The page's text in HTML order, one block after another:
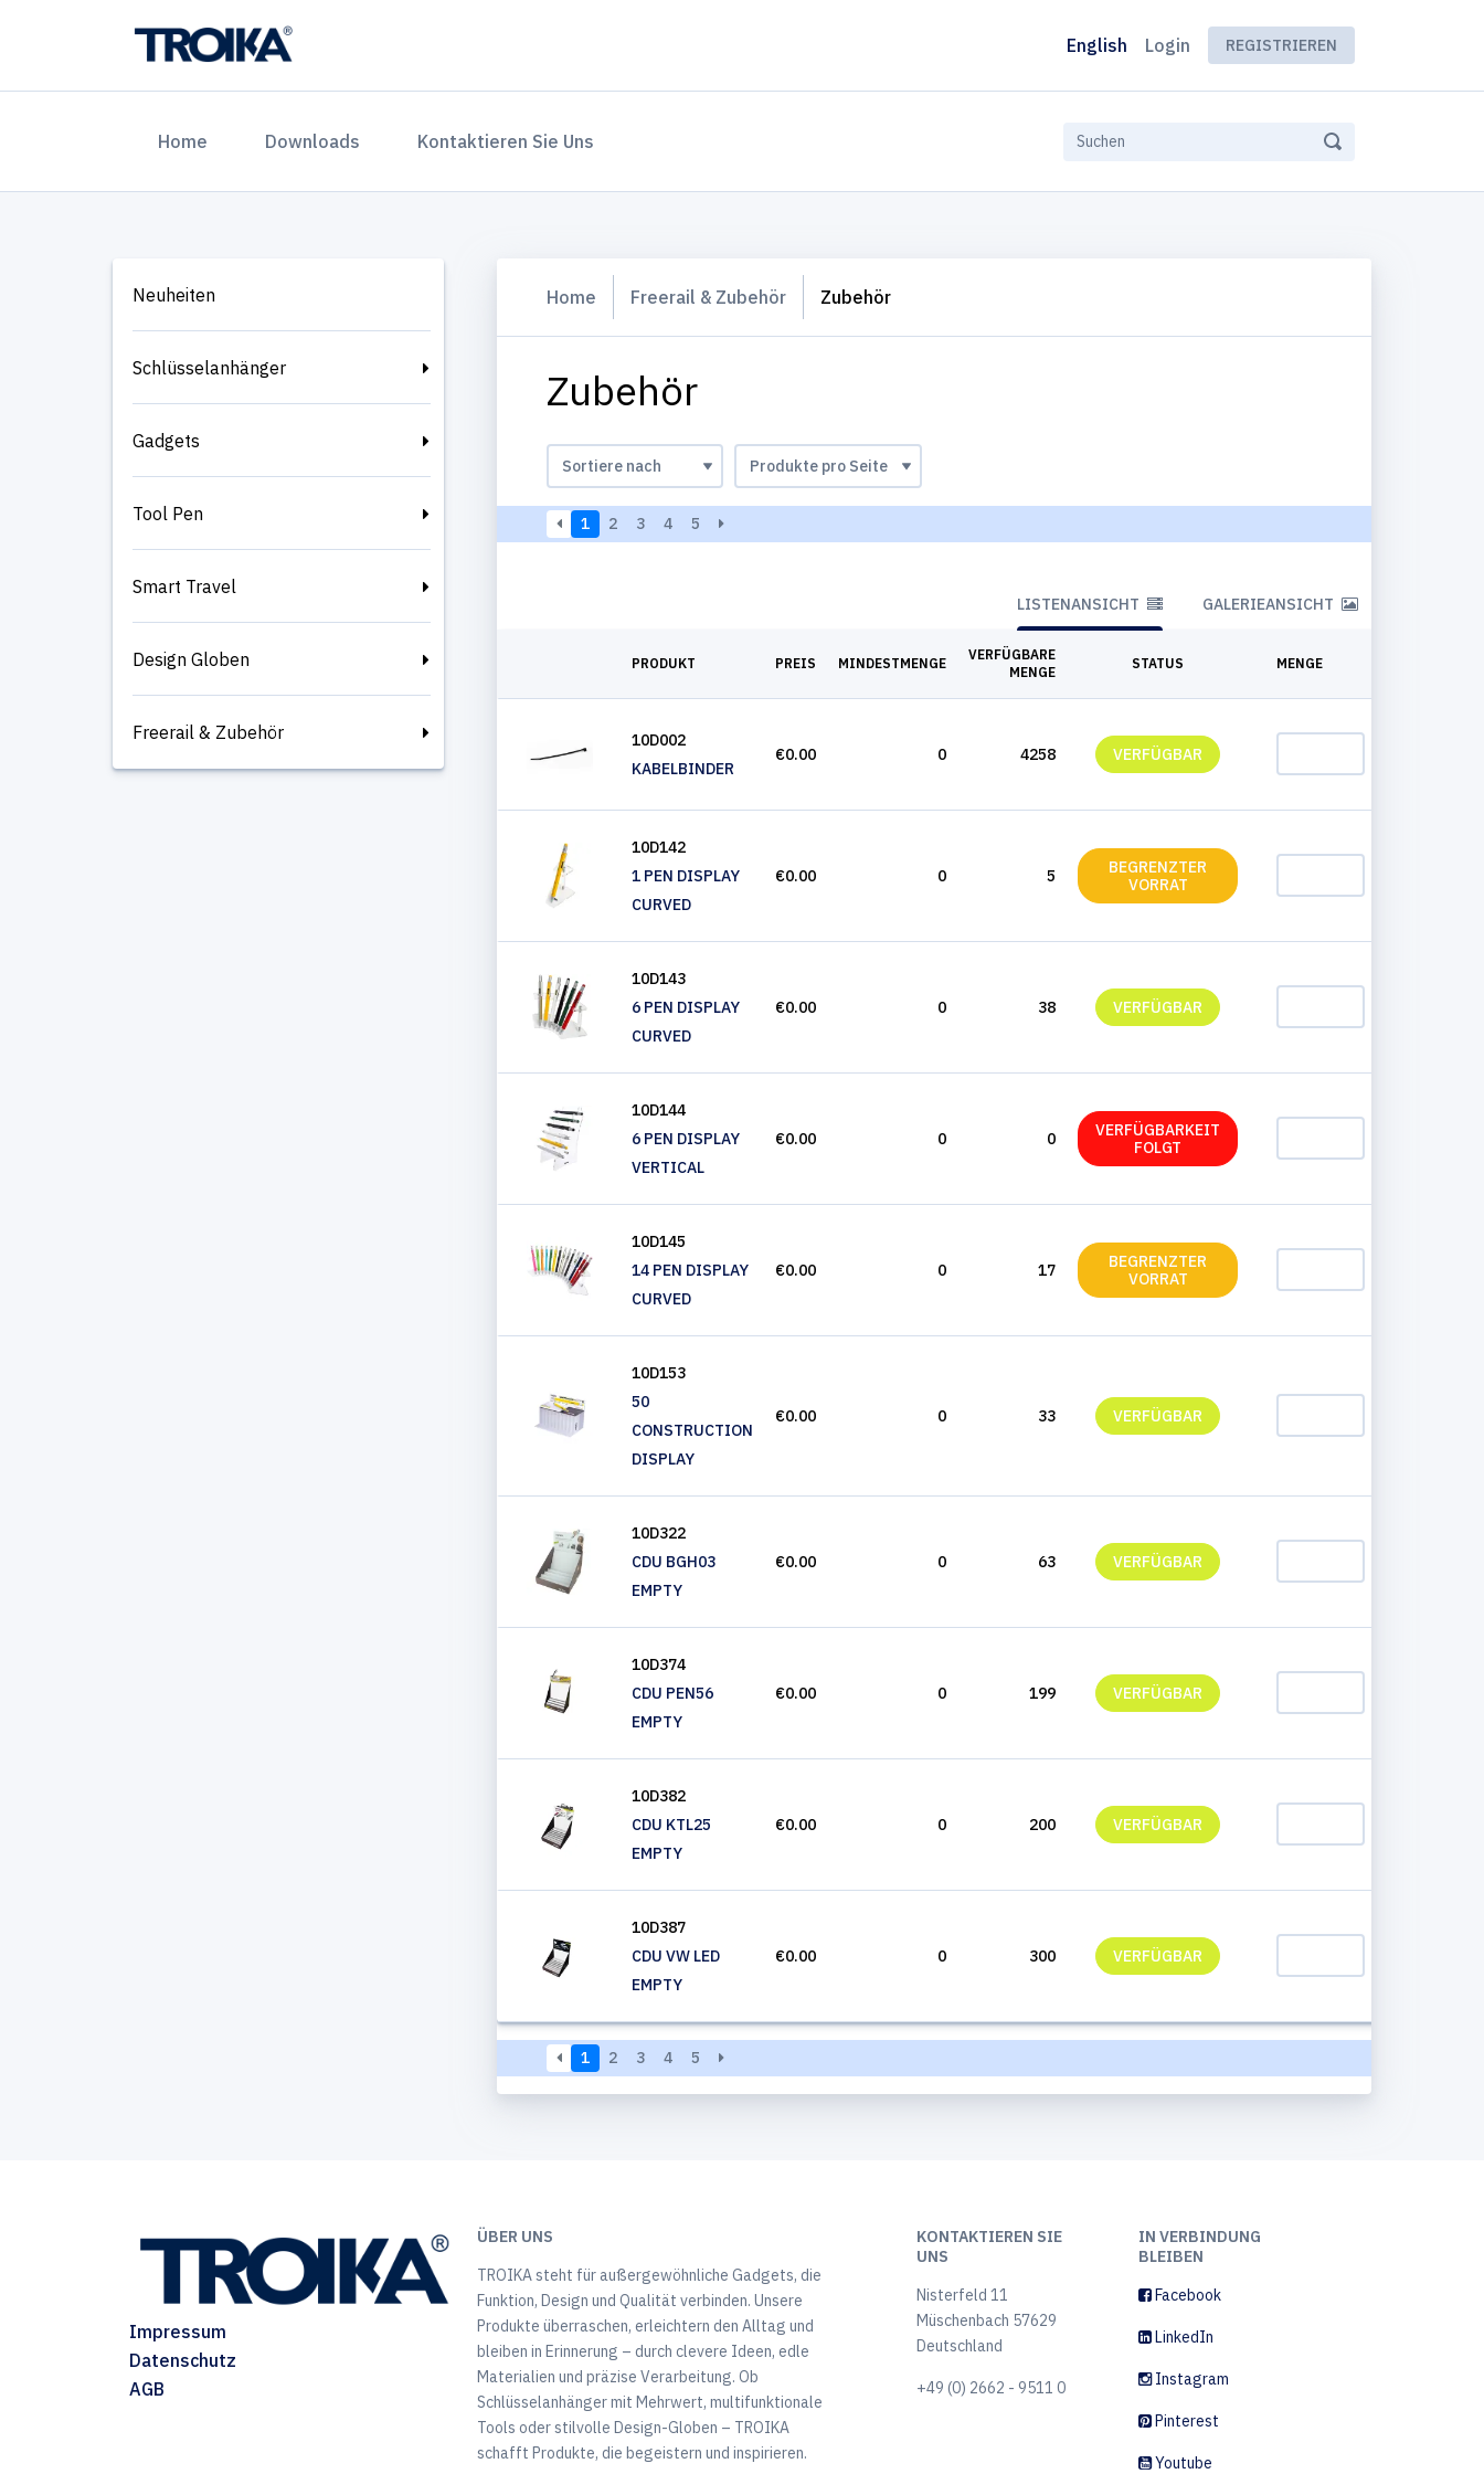
English Login REGISTRIEREN
Home (current)Downloads Kontaktieren Sie Uns
Neuheiten
Schlüsselanhänger
Gadgets
Tool Pen
Smart Travel
Design Globen
Freerail & Zubehör
Home Freerail & Zubehör Zubehör
Zubehör
1 2 3 4 5
LISTENANSICHT GALERIEANSICHT
PRODUKT PREIS MINDESTMENGE
VERFÜGBARE
MENGE
STATUS MENGE
10D002
KABELBINDER
€0.00 0 4258 VERFÜGBAR
10D142
1 PEN DISPLAY
CURVED
€0.00 0 5
BEGRENZTER
VORRAT
10D143
6 PEN DISPLAY
CURVED
€0.00 0 38 VERFÜGBAR
10D144
6 PEN DISPLAY
VERTICAL
€0.00 0 0
VERFÜGBARKEIT
FOLGT
10D145
14 PEN DISPLAY
CURVED
€0.00 0 17
BEGRENZTER
VORRAT
10D153
50
CONSTRUCTION
DISPLAY
€0.00 0 33 VERFÜGBAR
10D322
CDU BGH03
EMPTY
€0.00 0 63 VERFÜGBAR
10D374
CDU PEN56
EMPTY
€0.00 0 199 VERFÜGBAR
10D382
CDU KTL25
EMPTY
€0.00 0 200 VERFÜGBAR
10D387
CDU VW LED
EMPTY
€0.00 0 300 VERFÜGBAR
1 2 3 4 5
Impressum
Datenschutz
AGB
ÜBER UNS
TROIKA steht für außergewöhnliche Gadgets, die
Funktion, Design und Qualität verbinden. Unsere
Produkte überraschen, erleichtern den Alltag und
bleiben in Erinnerung – durch clevere Ideen, edle
Materialien und präzise Verarbeitung. Ob
Schlüsselanhänger mit Mehrwert, multifunktionale
Tools oder stilvolle Design-Globen – TROIKA
schafft Produkte, die begeistern und inspirieren.
KONTAKTIEREN SIE
UNS
Nisterfeld 11
Müschenbach 57629
Deutschland
+49 (0) 2662 - 9511 0
IN VERBINDUNG
BLEIBEN
Facebook
LinkedIn
Instagram
Pinterest
Youtube